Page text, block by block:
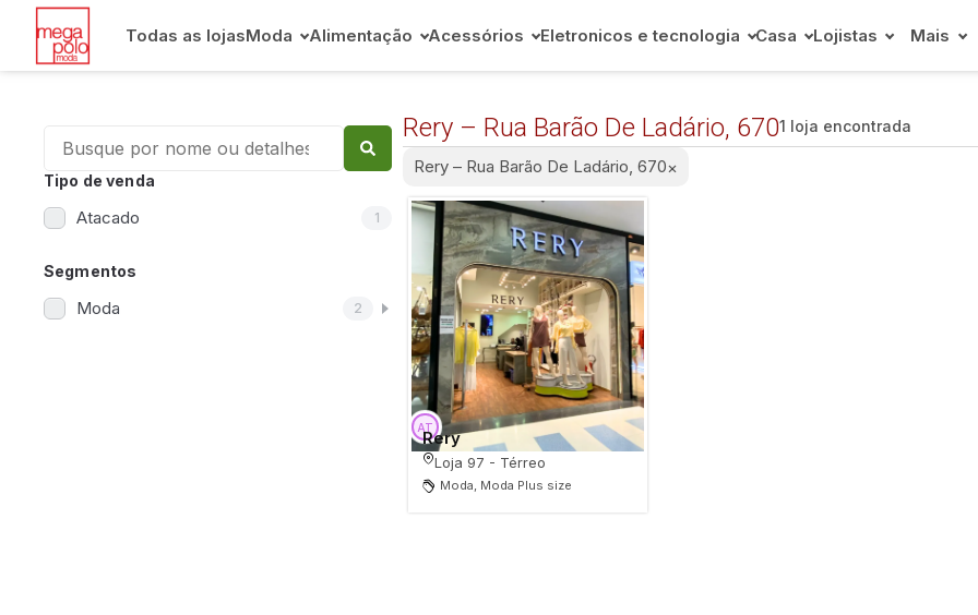
Todas as lojasModa Alimentação Acessórios Eletronicos e tecnologia Casa Lojistas Mais
Tipo de venda
Atacado 1
Segmentos
Moda 2
Rery – Rua Barão De Ladário, 6701 loja encontrada
Rery – Rua Barão De Ladário, 670×
Rery
Loja 97 - Térreo
Moda, Moda Plus size